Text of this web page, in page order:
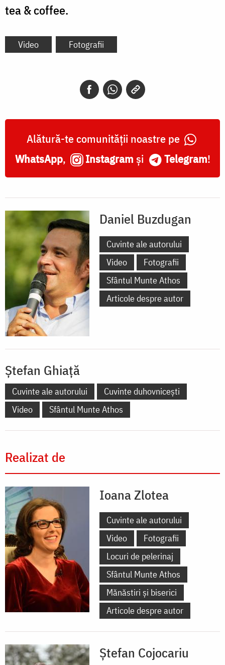
tea & coffee.
Video Fotografii
Alătură-te comunității noastre pe
WhatsApp, Instagram și Telegram!
Daniel Buzdugan
Cuvinte ale autorului
Video
Fotografii
Sfântul Munte Athos
Articole despre autor
Ștefan Ghiață
Cuvinte ale autorului
Cuvinte duhovnicești
Video
Sfântul Munte Athos
Realizat de
Ioana Zlotea
Cuvinte ale autorului
Video
Fotografii
Locuri de pelerinaj
Sfântul Munte Athos
Mănăstiri și biserici
Articole despre autor
Ștefan Cojocariu